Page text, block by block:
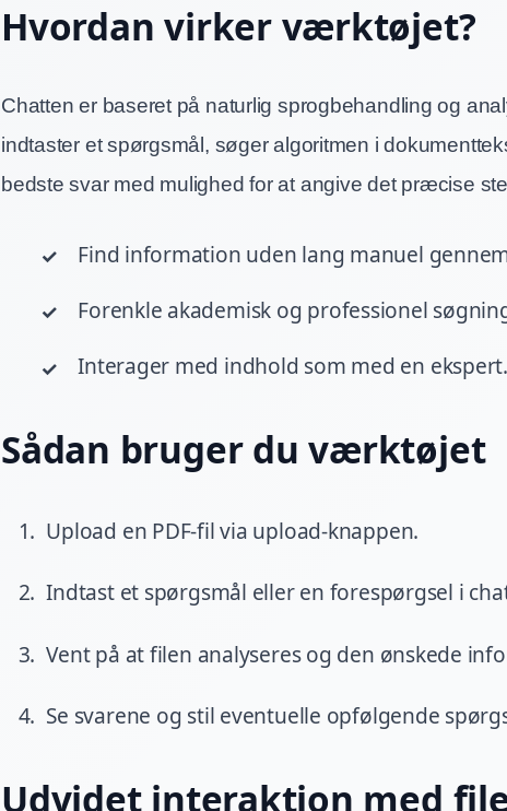
Hvordan virker værktøjet?
Chatten er baseret på naturlig sprogbehandling og
indtaster et spørgsmål, søger algoritmen i
bedste svar med mulighed for at angive det præcise
Find information uden lang manuel
Forenkle akademisk og professionel
Interager med indhold som med en ekspert.
Sådan bruger du værktøjet
Upload en PDF-fil via upload-knappen.
Indtast et spørgsmål eller en forespørgsel i
Vent på at filen analyseres og den ønskede
Se svarene og stil eventuelle opfølgende
Udvidet interaktion med